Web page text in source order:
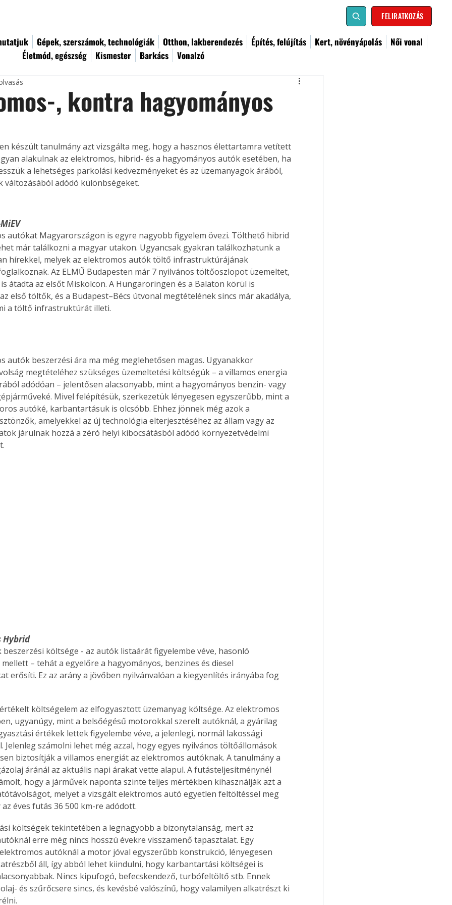
FELIRATKOZÁS
Gépek, szerszámok, technológiák Otthon, lakberendezés Építés, felújítás Kert, növényápolás
Női vonal
Életmód, egészség
Kismester Barkács Vonalzó
, kontra hagyományos
készült tanulmány azt vizsgálta meg, hogy a hasznos élettartamra vetített
alakulnak az elektromos, hibrid- és a hagyományos autók esetében, ha
a lehetséges parkolási kedvezményeket és az üzemanyagok árából,
változásából adódó különbségeket.
autókat Magyarországon is egyre nagyobb figyelem övezi. Tölthető hibrid
már találkozni a magyar utakon. Ugyancsak gyakran találkozhatunk a
hírekkel, melyek az elektromos autók töltő infrastruktúrájának
Az ELMŰ Budapesten már 7 nyilvános töltőoszlopot üzemeltet,
is átadta az elsőt Miskolcon. A Hungaroringen és a Balaton körül is
első töltők, és a Budapest–Bécs útvonal megtételének sincs már akadálya,
a töltő infrastruktúrát illeti.
autók beszerzési ára ma még meglehetősen magas. Ugyanakkor
megtételéhez szükséges üzemeltetési költségük – a villamos energia
adódóan – jelentősen alacsonyabb, mint a hagyományos benzin- vagy
Mivel felépítésük, szerkezetük lényegesen egyszerűbb, mint a
autóké, karbantartásuk is olcsóbb. Ehhez jönnek még azok a
amelyekkel az új technológia elterjesztéséhez az állam vagy az
járulnak hozzá a zéró helyi kibocsátásból adódó környezetvédelmi
Hybrid
beszerzési költsége - az autók listaárát figyelembe véve, hasonló
– tehát a egyelőre a hagyományos, benzines és diesel
erősíti. Ez az arány a jövőben nyilvánvalóan a kiegyenlítés irányába fog
költségelem az elfogyasztott üzemanyag költsége. Az elektromos
ugyanúgy, mint a belsőégésű motorokkal szerelt autóknál, a gyárilag
értékek lettek figyelembe véve, a jelenlegi, normál lakossági
Jelenleg számolni lehet még azzal, hogy egyes nyilvános töltőállomások
biztosítják a villamos energiát az elektromos autóknak. A tanulmány a
áránál az aktuális napi árakat vette alapul. A futásteljesítménynél
hogy a járművek naponta szinte teljes mértékben kihasználják azt a
melyet a vizsgált elektromos autó egyetlen feltöltéssel meg
éves futás 36 500 km-re adódott.
költségek tekintetében a legnagyobb a bizonytalanság, mert az
erre még nincs hosszú évekre visszamenő tapasztalat. Egy
autóknál a motor jóval egyszerűbb konstrukció, lényegesen
áll, így abból lehet kiindulni, hogy karbantartási költségei is
Nincs kipufogó, befecskendező, turbófeltöltő stb. Ennek
és szűrőcsere sincs, és kevésbé valószínű, hogy valamilyen alkatrészt ki